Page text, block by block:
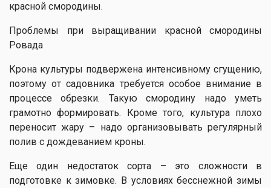
красной смородины.
Проблемы при выращивании красной смородины
Ровада
Крона культуры подвержена интенсивному сгущению,
поэтому от садовника требуется особое внимание в
процессе обрезки. Такую смородину надо уметь
грамотно формировать. Кроме того, культура плохо
переносит жару – надо организовывать регулярный
полив с дождеванием кроны.
Еще один недостаток сорта – это сложности в
подготовке к зимовке. В условиях бесснежной зимы